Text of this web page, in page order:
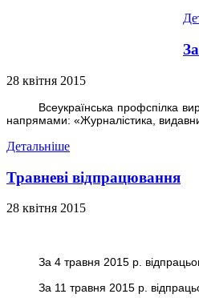
28 квітня 2015
Всеукраїнська профспілка
напрямами: «Журналістика,
Детальніше
Травневі відпрацювання
28 квітня 2015
За 4 травня 2015 р.
За 11 травня 2015 р.